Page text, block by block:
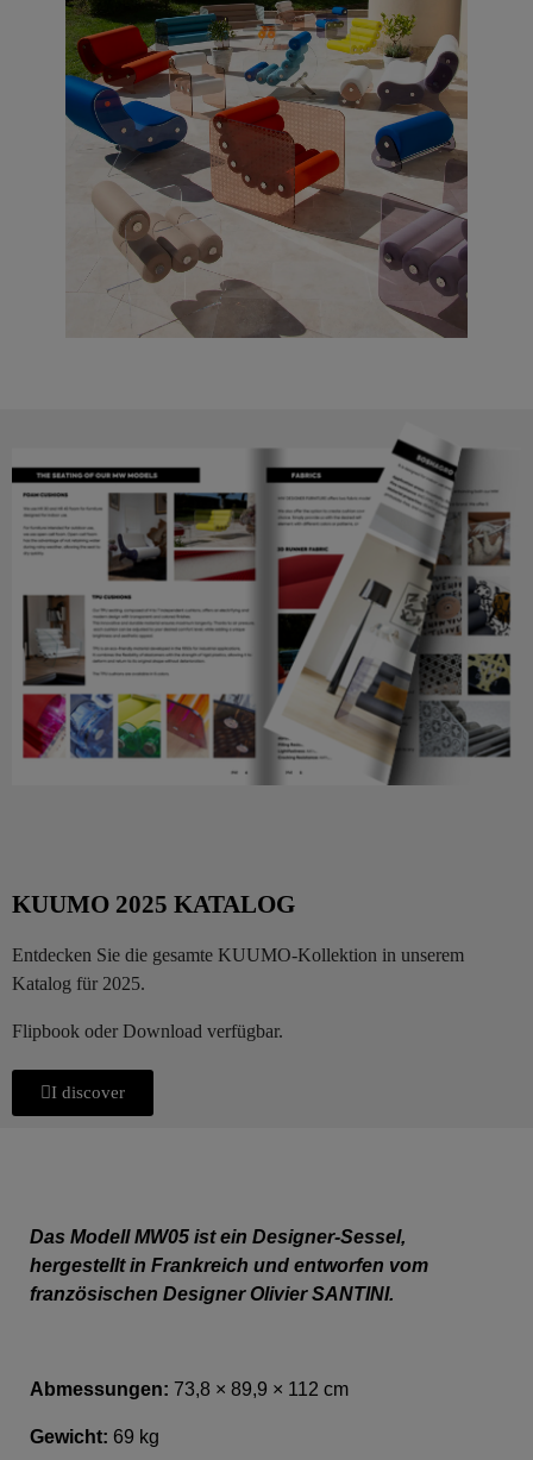
KUUMO 2025 KATALOG
Entdecken Sie die gesamte KUUMO-Kollektion in unserem
Katalog für 2025.
Flipbook oder Download verfügbar.
I discover
Das Modell MW05 ist ein Designer-Sessel,
hergestellt in Frankreich und entworfen vom
französischen Designer Olivier SANTINI.
Abmessungen: 73,8 × 89,9 × 112 cm
Gewicht: 69 kg